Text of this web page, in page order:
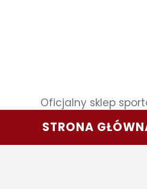
Oficjalny sklep
STRONA